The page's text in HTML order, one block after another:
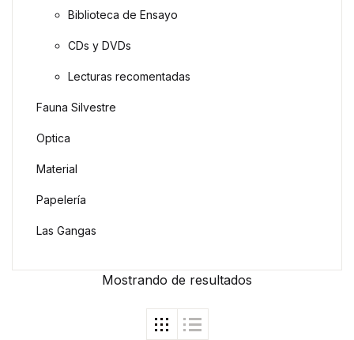
Mostrando de resultados
Biblioteca de Ensayo
CDs y DVDs
Lecturas recomentadas
Fauna Silvestre
Optica
Material
Papelería
Las Gangas